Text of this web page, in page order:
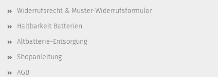
Widerrufsrecht & Muster-Widerrufsformular
Haltbarkeit Batterien
Altbatterie-Entsorgung
Shopanleitung
AGB